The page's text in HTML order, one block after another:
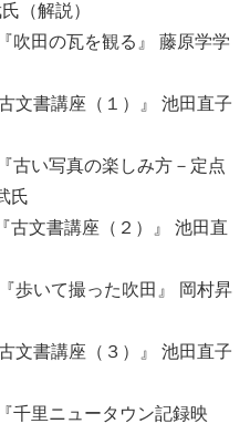
（解説）
吹田の瓦を観る』 藤原学学
文書講座（１）』 池田直子
古い写真の楽しみ方－定点
氏
文書講座（２）』 池田直
歩いて撮った吹田』 岡村昇
文書講座（３）』 池田直子
千里ニュータウン記録映